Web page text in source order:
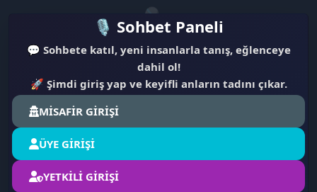
🎤
✉️
🎙️ Sohbet Paneli
💬 Sohbete katıl, yeni insanlarla tanış, eğlenceye
dahil ol!
🚀 Şimdi giriş yap ve keyifli anların tadını çıkar.
MİSAFİR GİRİŞİ
ÜYE GİRİŞİ
YETKİLİ GİRİŞİ